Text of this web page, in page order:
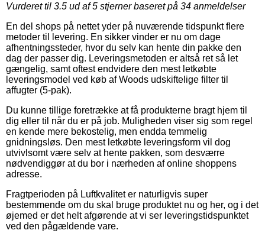
Vurderet til 3.5 ud af 5 stjerner baseret på 34 anmeldelser
En del shops på nettet yder på nuværende tidspunkt flere
metoder til levering. En sikker vinder er nu om dage
afhentningssteder, hvor du selv kan hente din pakke den
dag der passer dig. Leveringsmetoden er altså ret så let
gængelig, samt oftest endvidere den mest letkøbte
leveringsmodel ved køb af Woods udskiftelige filter til
affugter (5-pak).
Du kunne tillige foretrække at få produkterne bragt hjem til
dig eller til når du er på job. Muligheden viser sig som regel
en kende mere bekostelig, men endda temmelig
gnidningsløs. Den mest letkøbte leveringsform vil dog
utvivlsomt være selv at hente pakken, som desværre
nødvendiggør at du bor i nærheden af online shoppens
adresse.
Fragtperioden på Luftkvalitet er naturligvis super
bestemmende om du skal bruge produktet nu og her, og i det
øjemed er det helt afgørende at vi ser leveringstidspunktet
ved den pågældende vare.